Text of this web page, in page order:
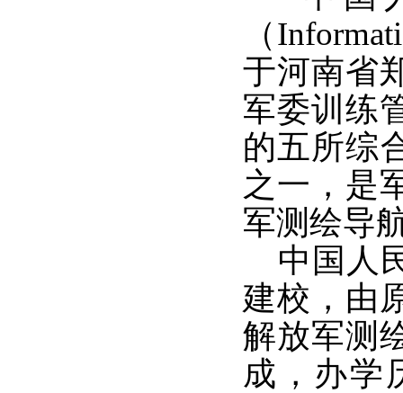
（
于河南省
军委训练
的五所综
之一，是
军测绘导
中国人
建校，由
解放军测
成，办学